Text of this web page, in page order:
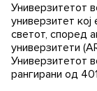
Универзитетот
универзитет
светот, според
универзитети
Универзитетот
рангирани од